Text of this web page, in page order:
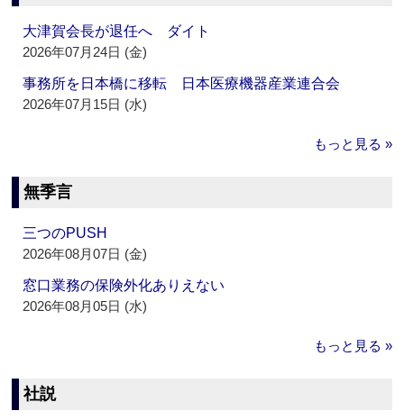
大津賀会長が退任へ ダイト
2026年07月24日 (金)
事務所を日本橋に移転 日本医療機器産業連合会
2026年07月15日 (水)
もっと見る »
無季言
三つのPUSH
2026年08月07日 (金)
窓口業務の保険外化ありえない
2026年08月05日 (水)
もっと見る »
社説